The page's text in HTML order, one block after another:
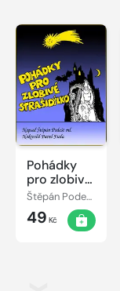
Pohádky
pro zlobivé
strašidýlkoŠtěpán Podešt, ml.
49 Kč